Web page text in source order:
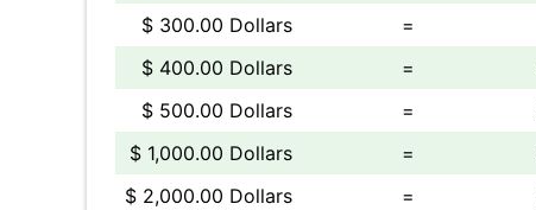
$ 300.00 Dollars
=
$ 400.00 Dollars
=
$ 500.00 Dollars
=
$ 1,000.00 Dollars
=
$ 2,000.00 Dollars
=